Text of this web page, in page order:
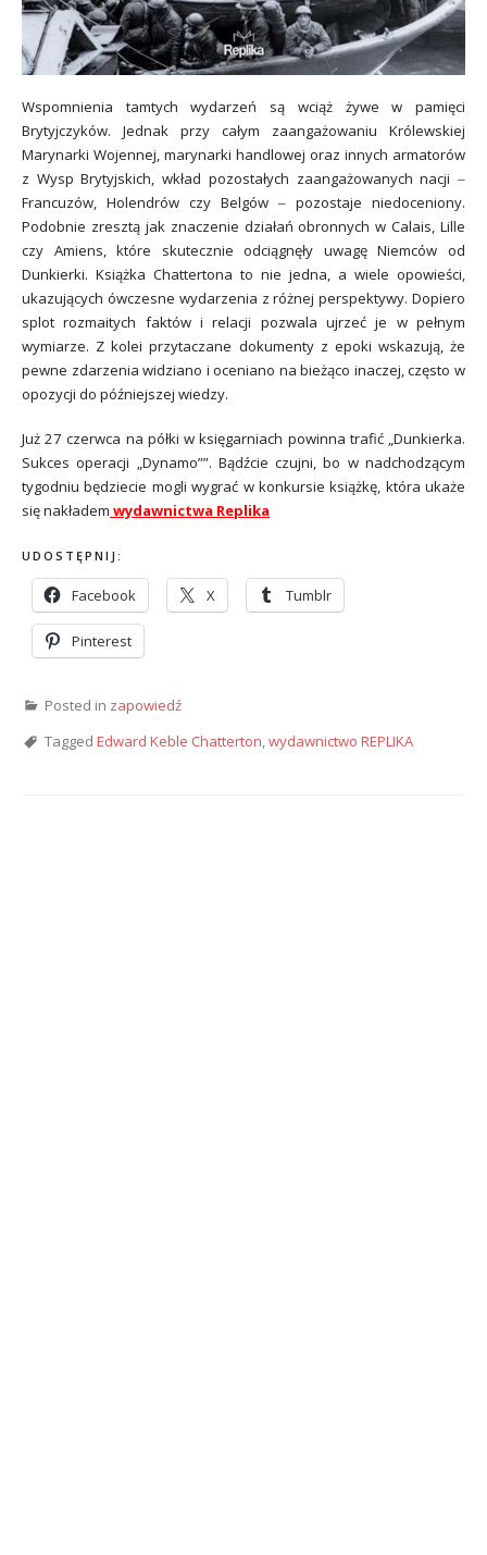
Wspomnienia tamtych wydarzeń są wciąż żywe w pamięci
Brytyjczyków. Jednak przy całym zaangażowaniu Królewskiej
Marynarki Wojennej, marynarki handlowej oraz innych armatorów
z Wysp Brytyjskich, wkład pozostałych zaangażowanych nacji ‒
Francuzów, Holendrów czy Belgów ‒ pozostaje niedoceniony.
Podobnie zresztą jak znaczenie działań obronnych w Calais, Lille
czy Amiens, które skutecznie odciągnęły uwagę Niemców od
Dunkierki. Książka Chattertona to nie jedna, a wiele opowieści,
ukazujących ówczesne wydarzenia z różnej perspektywy. Dopiero
splot rozmaitych faktów i relacji pozwala ujrzeć je w pełnym
wymiarze. Z kolei przytaczane dokumenty z epoki wskazują, że
pewne zdarzenia widziano i oceniano na bieżąco inaczej, często w
opozycji do późniejszej wiedzy.
Już 27 czerwca na półki w księgarniach powinna trafić „Dunkierka.
Sukces operacji „Dynamo””. Bądźcie czujni, bo w nadchodzącym
tygodniu będziecie mogli wygrać w konkursie książkę, która ukaże
się nakładem wydawnictwa Replika
UDOSTĘPNIJ:
Facebook X Tumblr
Pinterest
Posted in zapowiedź
Tagged Edward Keble Chatterton,wydawnictwo REPLIKA